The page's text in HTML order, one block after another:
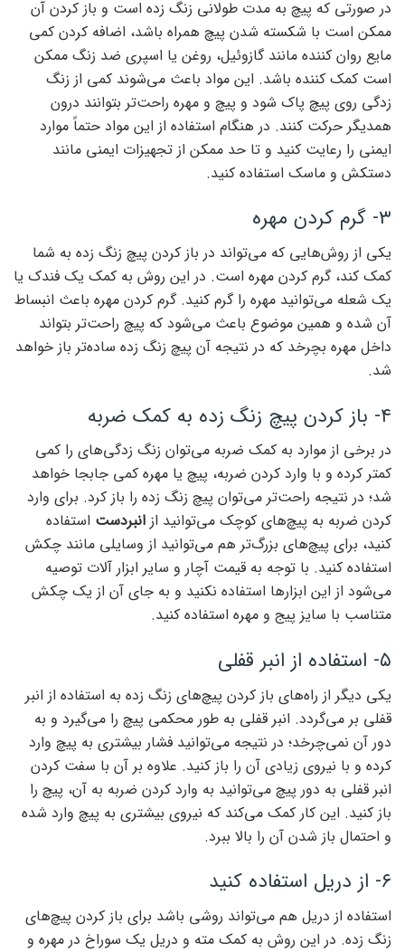
در صورتی که پیچ به مدت طولانی زنگ زده است و باز کردن آن
ممکن است با شکسته شدن پیچ همراه باشد، اضافه کردن کمی
مایع روان کننده مانند گازوئیل، روغن یا اسپری ضد زنگ ممکن
است کمک کننده باشد. این مواد باعث می‌شوند کمی از زنگ
زدگی روی پیچ پاک شود و پیچ و مهره راحت‌تر بتوانند درون
همدیگر حرکت کنند. در هنگام استفاده از این مواد حتماً موارد
ایمنی را رعایت کنید و تا حد ممکن از تجهیزات ایمنی مانند
دستکش و ماسک استفاده کنید.
۳- گرم کردن مهره‌
یکی از روش‌هایی که می‌تواند در باز کردن پیچ زنگ زده به شما
کمک کند، گرم کردن مهره است. در این روش به کمک یک فندک یا
یک شعله می‌توانید مهره را گرم کنید. گرم کردن مهره باعث انبساط
آن شده و همین موضوع باعث می‌شود که پیچ راحت‌تر بتواند
داخل مهره بچرخد که در نتیجه آن پیچ زنگ زده ساده‌تر باز خواهد
شد.
۴- باز کردن پیچ زنگ زده به کمک ضربه
در برخی از موارد به کمک ضربه می‌توان زنگ زدگی‌های را کمی
کمتر کرده و با وارد کردن ضربه، پیچ یا مهره کمی جابجا خواهد
شد؛ در نتیجه راحت‌تر می‌توان پیچ زنگ زده را باز کرد. برای وارد
کردن ضربه به پیچ‌های کوچک می‌توانید از انبردست استفاده
کنید، برای پیچ‌های بزرگ‌تر هم می‌توانید از وسایلی مانند چکش
استفاده کنید. با توجه به قیمت آچار و سایر ابزار آلات توصیه
می‌شود از این ابزارها استفاده نکنید و به جای آن از یک چکش
متناسب با سایز پیج و مهره استفاده کنید.
۵- استفاده از انبر قفلی
یکی دیگر از راه‌های باز کردن پیچ‌های زنگ زده به استفاده از انبر
قفلی بر می‌گردد. انبر قفلی به طور محکمی پیچ را می‌گیرد و به
دور آن نمی‌چرخد؛ در نتیجه می‌توانید فشار بیشتری به پیچ وارد
کرده و با نیروی زیادی آن را باز کنید. علاوه بر آن با سفت کردن
انبر قفلی به دور پیچ می‌توانید به وارد کردن ضربه به آن، پیچ را
باز کنید. این کار کمک می‌کند که نیروی بیشتری به پیچ وارد شده
و احتمال باز شدن آن را بالا ببرد.
۶- از دریل استفاده کنید
استفاده از دریل هم می‌تواند روشی باشد برای باز کردن پیچ‌های
زنگ زده. در این روش به کمک مته و دریل یک سوراخ در مهره و